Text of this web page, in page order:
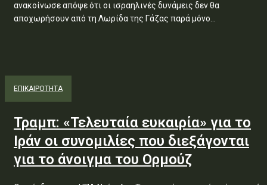
ανακοίνωσε απόψε ότι οι ισραηλινές δυνάμεις δεν θα
αποχωρήσουν από τη Λωρίδα της Γάζας παρά μόνο...
ΕΠΙΚΑΙΡΟΤΗΤΑ
Τραμπ: «Τελευταία ευκαιρία» για το
Ιράν οι συνομιλίες που διεξάγονται
για το άνοιγμα του Ορμούζ